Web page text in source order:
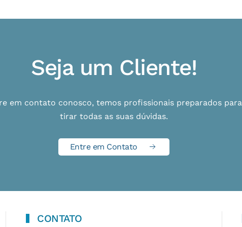
Seja um Cliente!
em contato conosco, temos profissionais preparados para
tirar todas as suas dúvidas.
Entre em Contato
CONTATO